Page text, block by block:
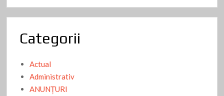
Categorii
Actual
Administrativ
ANUNŢURI